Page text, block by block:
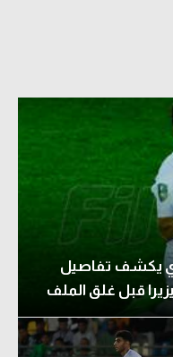
يكشف تفاصيل
قبل غلق الملف